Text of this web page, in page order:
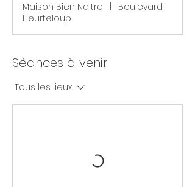
Maison Bien Naitre
Boulevard
Heurteloup
Séances à venir
Tous les lieux